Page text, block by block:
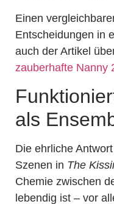
Einen
Entscheidungen in
auch der Artikel
zauberhafte Nanny
als
Die ehrliche
Szenen in The
Chemie zwischen
lebendig ist – vor